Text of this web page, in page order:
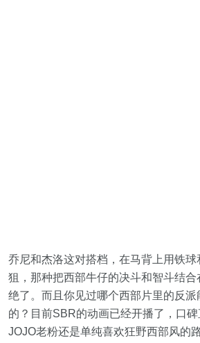
乔尼和杰洛这对搭档，在马背上用铁
狙，那种把西部牛仔的决斗和智斗结
绝了。而且你见过哪个西部片里的反派
的？目前SBR的动画已经开播了，口
JOJO老粉还是单纯喜欢狂野西部风的